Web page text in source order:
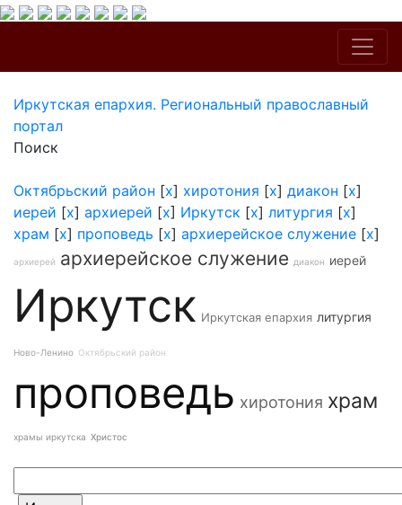
Иркутская епархия. Региональный православный
портал
Поиск
Октябрьский район [x] хиротония [x] диакон [x]
иерей [x] архиерей [x] Иркутск [x] литургия [x]
храм [x] проповедь [x] архиерейское служение [x]
архиерей архиерейское служение диакон иерей
Иркутск Иркутская епархия литургия
Ново-Ленино Октябрьский район
проповедь хиротония храм
храмы иркутска Христос